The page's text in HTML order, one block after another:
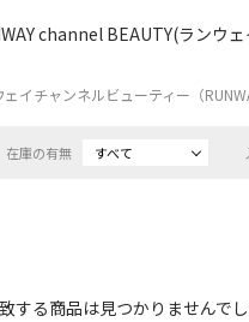
channel BEAUTY(ランウ
ェイチャンネルビューティー（
在庫の有無 すべて
する商品は見つかりませんで